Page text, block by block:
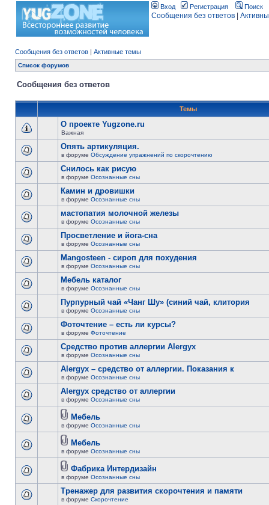
Вход Регистрация Поиск
Сообщения без ответов
Сообщения без ответов | Активные темы
Список форумов
Сообщения без ответов
Темы
О проекте Yugzone.ru
Важная
Опять артикуляция.
в форуме Обсуждение упражнений по скорочтению
Снилось как рисую
в форуме Осознанные сны
Камин и дровишки
в форуме Осознанные сны
мастопатия молочной железы
в форуме Осознанные сны
Просветление и йога-сна
в форуме Осознанные сны
Mangosteen - сироп для похудения
в форуме Осознанные сны
Мебель каталог
в форуме Осознанные сны
Пурпурный чай «Чанг Шу» (синий чай, клитория
в форуме Осознанные сны
Фоточтение – есть ли курсы?
в форуме Фоточтение
Cредство против аллергии Alergyx
в форуме Осознанные сны
Alergyx – средство от аллергии. Показания к
в форуме Осознанные сны
Alergyx средство от аллергии
в форуме Осознанные сны
Мебель
в форуме Осознанные сны
Мебель
в форуме Осознанные сны
Фабрика Интердизайн
в форуме Осознанные сны
Тренажер для развития скорочтения и памяти
в форуме Скорочтение